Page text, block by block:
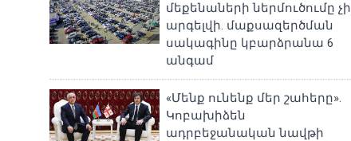
մեքենաների ներմուծումը չի
արգելվի. մաքսազերծման
սակագինը կբարձրանա 6
անգամ
«Մենք ունենք մեր շահերը».
Կոբախիձեն
ադրբեջանական նավթի